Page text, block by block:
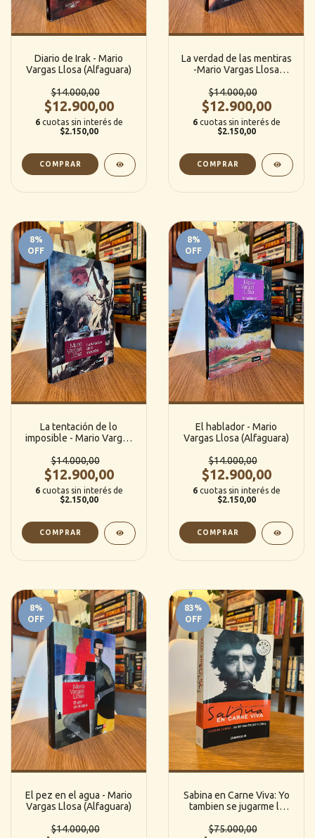
Diario de Irak - Mario
Vargas Llosa (Alfaguara)
$14.000,00
$12.900,00
6 cuotas sin interés de
$2.150,00
La verdad de las mentiras
-Mario Vargas Llosa
$14.000,00
$12.900,00
6 cuotas sin interés de
$2.150,00
8%
OFF
La tentación de lo
imposible - Mario Vargas
$14.000,00
$12.900,00
6 cuotas sin interés de
$2.150,00
8%
OFF
El hablador - Mario
Vargas Llosa (Alfaguara)
$14.000,00
$12.900,00
6 cuotas sin interés de
$2.150,00
8%
OFF
El pez en el agua - Mario
Vargas Llosa (Alfaguara)
$14.000,00
83%
OFF
Sabina en Carne Viva: Yo
tambien se jugarme la
Javier Menéndez Flores
$75.000,00